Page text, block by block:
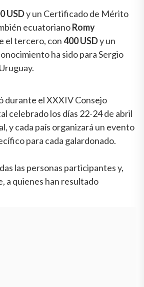
USDy un Certificado de Mérito
ecuatorianoRomy
el tercero, con400 USDy un
ha sido para Sergio
durante el XXXIV Consejo
celebrado los días 22-24 de abril
y cada país organizará un evento
para cada galardonado.
las personas participantes y,
a quienes han resultado